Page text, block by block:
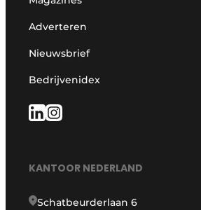
Adverteren
Nieuwsbrief
Bedrijvenidex
KANTOOR NEDERLAND
Schatbeurderlaan 6